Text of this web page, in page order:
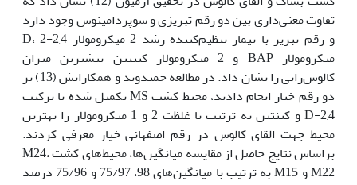
ﺗﻔﺎوت ﻣﻌﻨﯽداری بین دو رقم تبریزی و سوپردامینوس وﺟﻮد دارد
و رﻗﻢ ﺗﺒﺮﯾﺰ ﺑﺎ ﺗﯿﻤﺎر تنظیم‌کننده رشد 2 ﻣﯿﮑﺮوﻣﻮﻻر 2,4-D، 2
ﻣﯿﮑﺮوﻣﻮﻻر BAP و 2 ﻣﯿﮑﺮوﻣﻮﻻر کینتین بیشترین ﻣﯿﺰان
ﮐﺎﻟﻮس‌زاﯾﯽ را ﻧﺸﺎن داد. در مطالعه حمیدوند و همکارانش (13) بر
دو رقم خیار انجام دادند، محیط کشت MS تکمیل شده با ترکیب
2,4-D و کینتین به ترتیب با غلظت 2 و 1 میکرومولار را بهترین
محیط جهت القای کالوس در رقم اصفهانی خیار معرفی کردند.
براساس نتایج حاصل از مقایسه میانگین‌ها، محیط‌های کشت M24،
M22 و M15 به ترتیب با میانگین‌‌های 98، 75/97 و 75/96 درصد